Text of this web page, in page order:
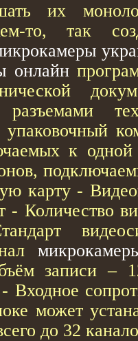
их
то, так
онлайн
к
карту -
Количество
записи –
Входное
может
до 32